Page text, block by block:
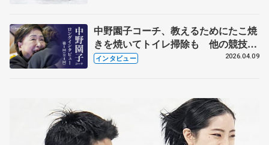
中野園子コーチ、教えるためにたこ焼
きを焼いてトイレ掃除も 他の競技に
も通用するという坂本花織の筋肉
インタビュー 2026.04.09